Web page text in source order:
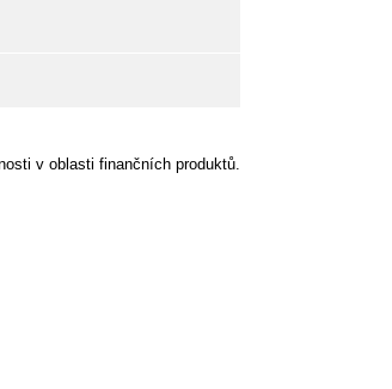
v oblasti finančních produktů.